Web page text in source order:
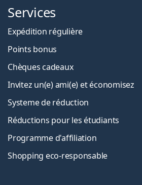
Services
Expédition régulière
Points bonus
Chèques cadeaux
Invitez un(e) ami(e) et économisez
Systeme de réduction
Réductions pour les étudiants
Programme d'affiliation
Shopping eco-responsable